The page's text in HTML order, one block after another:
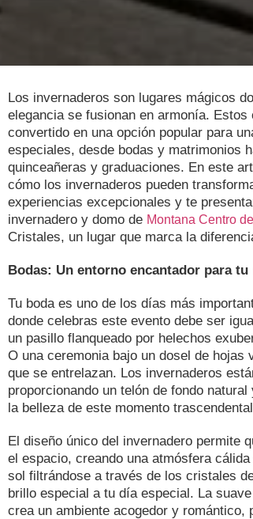
Los invernaderos son lugares mágicos
elegancia se fusionan en armonía.
convertido en una opción popular para
especiales, desde bodas y matrimonios
quinceañeras y graduaciones. En este
cómo los invernaderos pueden
experiencias excepcionales y te
invernadero y domo de Montana Centro
Cristales, un lugar que marca la
Bodas: Un entorno encantador para
Tu boda es uno de los días más
donde celebras este evento debe ser
un pasillo flanqueado por helechos
O una ceremonia bajo un dosel de hojas
que se entrelazan. Los invernaderos
proporcionando un telón de fondo
la belleza de este momento
El diseño único del invernadero permite
el espacio, creando una atmósfera
sol filtrándose a través de los cristales
brillo especial a tu día especial. La
crea un ambiente acogedor y romántico,